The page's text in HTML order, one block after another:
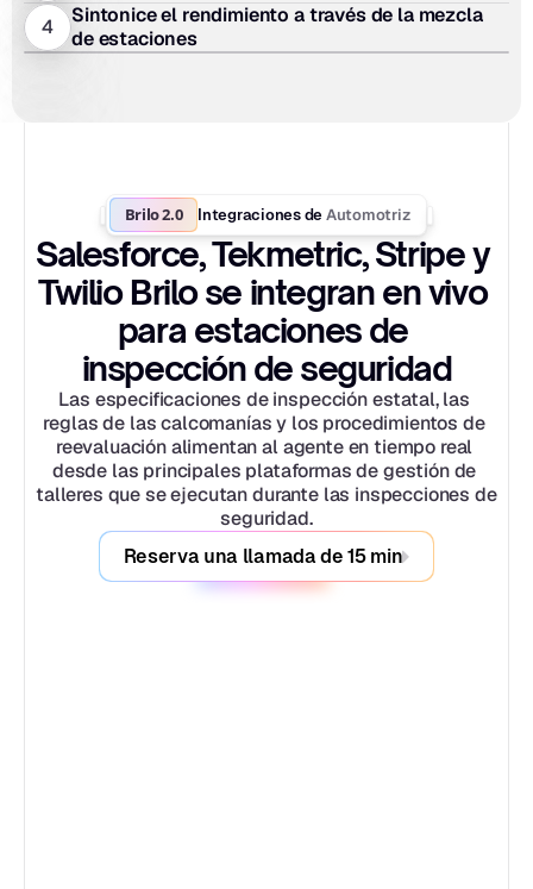
4
Sintonice el rendimiento a través de la mezcla
de estaciones
Brilo 2.0 Integraciones de Automotriz
Salesforce, Tekmetric, Stripe y
Twilio Brilo se integran en vivo
para estaciones de
inspección de seguridad
Las especificaciones de inspección estatal, las
reglas de las calcomanías y los procedimientos de
reevaluación alimentan al agente en tiempo real
desde las principales plataformas de gestión de
talleres que se ejecutan durante las inspecciones de
seguridad.
Reserva una llamada de 15 min